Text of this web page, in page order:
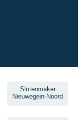
Slotenmaker
Nieuwegein-Noord